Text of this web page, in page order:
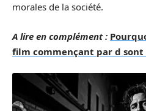
morales de la société.
A lire en complément :
film commençant par d